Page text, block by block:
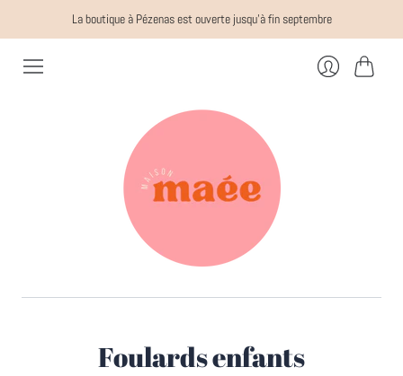
La boutique à Pézenas est ouverte jusqu'à fin septembre
Foulards enfants